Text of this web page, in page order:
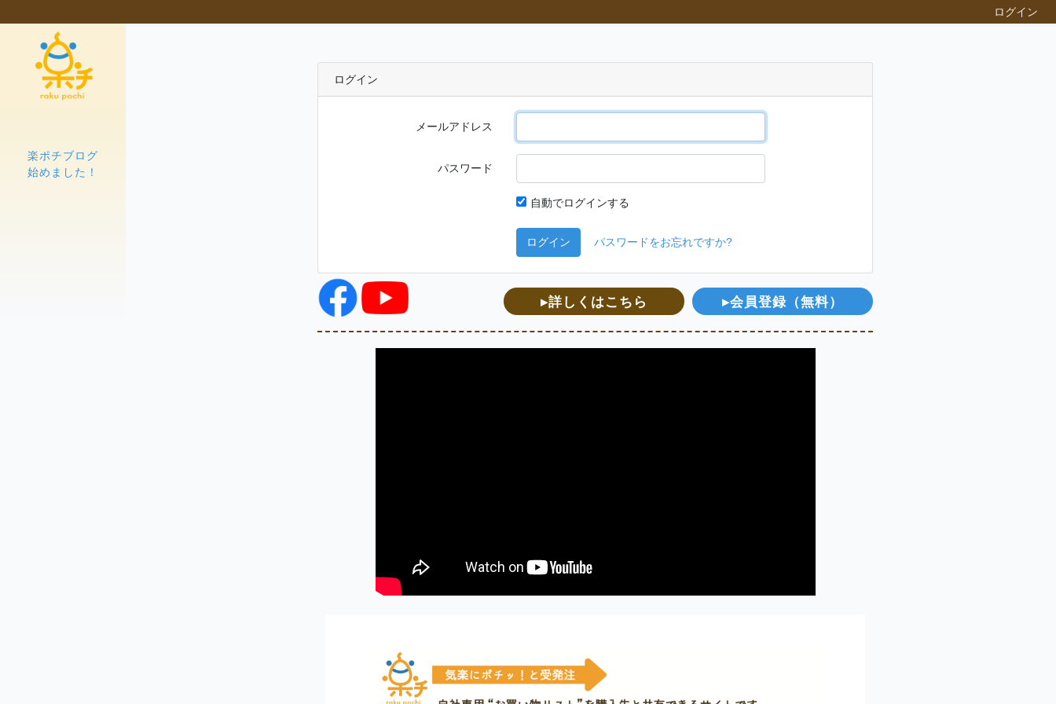
ログイン
ログイン
メールアドレス
パスワード
自動でログインする
ログイン パスワードをお忘れですか?
▸詳しくはこちら ▸会員登録（無料）
楽ポチブログ
始めました！